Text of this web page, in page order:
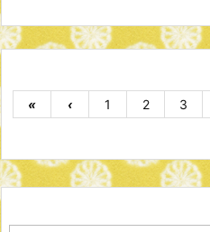
« ‹ 1 2 3